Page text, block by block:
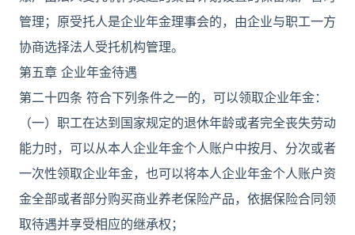
管理；原受托人是企业年金理事会的，由企业与职工一方
协商选择法人受托机构管理。
第五章 企业年金待遇
第二十四条 符合下列条件之一的，可以领取企业年金：
（一）职工在达到国家规定的退休年龄或者完全丧失劳动
能力时，可以从本人企业年金个人账户中按月、分次或者
一次性领取企业年金，也可以将本人企业年金个人账户资
金全部或者部分购买商业养老保险产品，依据保险合同领
取待遇并享受相应的继承权；